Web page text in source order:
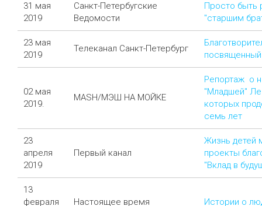
31 мая
2019
Санкт-Петербугские
Ведомости
Просто быть
"старшим
23 мая
2019
Телеканал Санкт-Петербург
02 мая
2019.
MASH/МЭШ НА МОЙКЕ
Репортаж о
"Младшей"
которых
семь лет
23
апреля
2019
Первый канал
Жизнь детей
проекты
"Вклад в
13
февраля
Настоящее время Истории о